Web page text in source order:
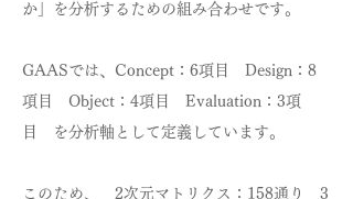
か」を分析するための組み合わせです。
GAASでは、Concept：6項目 Design：8
項目 Object：4項目 Evaluation：3項
目
を分析軸として定義しています。
このため、 2次元マトリクス：158通り 3